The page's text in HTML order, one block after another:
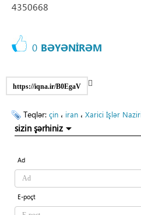
4350668
0 BƏYƏNİRƏM
https://iqna.ir/B0EgaV
Teqlər: çin ، iran ، Xarici İşlər
sizin şərhiniz
Ad
E-poçt